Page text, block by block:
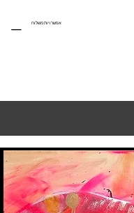
אפשרויות משלוח